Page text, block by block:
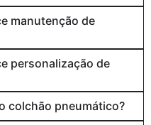
manutenção de
personalização de
colchão pneumático?